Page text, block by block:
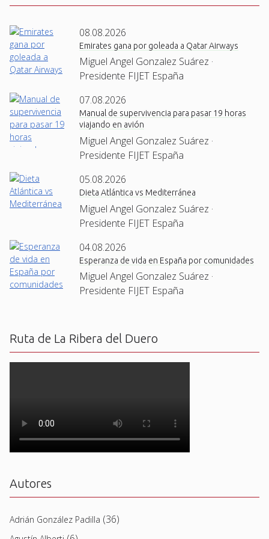
08.08.2026
Emirates gana por goleada a Qatar Airways
Miguel Angel Gonzalez Suárez ·
Presidente FIJET España
07.08.2026
Manual de supervivencia para pasar 19 horas
viajando en avión
Miguel Angel Gonzalez Suárez ·
Presidente FIJET España
05.08.2026
Dieta Atlántica vs Mediterránea
Miguel Angel Gonzalez Suárez ·
Presidente FIJET España
04.08.2026
Esperanza de vida en España por comunidades
Miguel Angel Gonzalez Suárez ·
Presidente FIJET España
Ruta de La Ribera del Duero
Autores
Adrián González Padilla (36)